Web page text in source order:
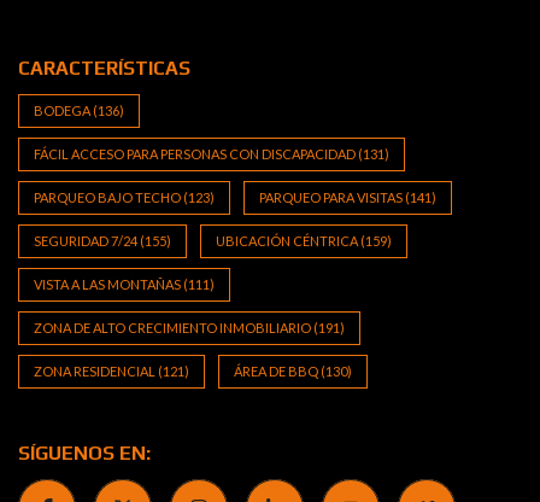
CARACTERÍSTICAS
BODEGA (136)
FÁCIL ACCESO PARA PERSONAS CON DISCAPACIDAD (131)
PARQUEO BAJO TECHO (123) PARQUEO PARA VISITAS (141)
SEGURIDAD 7/24 (155) UBICACIÓN CÉNTRICA (159)
VISTA A LAS MONTAÑAS (111)
ZONA DE ALTO CRECIMIENTO INMOBILIARIO (191)
ZONA RESIDENCIAL (121) ÁREA DE BBQ (130)
SÍGUENOS EN: